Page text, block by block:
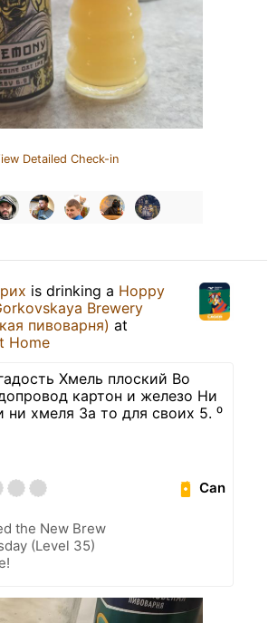
Detailed Check-in
is drinking a Hoppy
Brewery
пивоварня) at
Home
Хмель плоский Во
картон и железо Ни
ни хмеля За то для своих 5. ⁰
Can
the New Brew
(Level 35)